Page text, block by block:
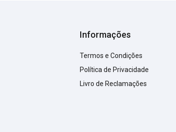
Informações
Termos e Condições
Política de Privacidade
Livro de Reclamações